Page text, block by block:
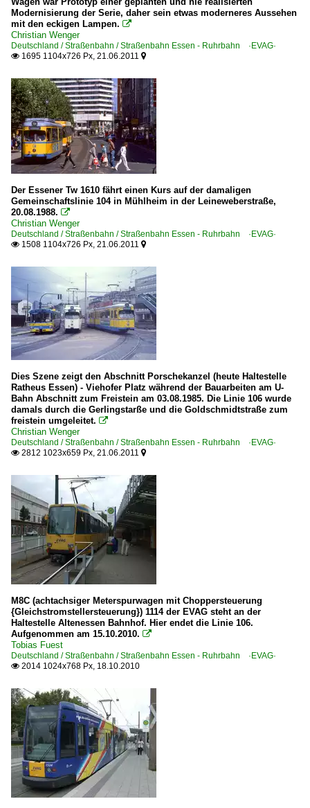
Modernisierung der Serie, daher sein etwas moderneres Aussehen
mit den eckigen Lampen. 
Christian Wenger
Deutschland / Straßenbahn / Straßenbahn Essen - Ruhrbahn ·EVAG·
 1695 1104x726 Px, 21.06.2011 
Der Essener Tw 1610 fährt einen Kurs auf der damaligen
Gemeinschaftslinie 104 in Mühlheim in der Leineweberstraße,
20.08.1988. 
Christian Wenger
Deutschland / Straßenbahn / Straßenbahn Essen - Ruhrbahn ·EVAG·
 1508 1104x726 Px, 21.06.2011 
Dies Szene zeigt den Abschnitt Porschekanzel (heute Haltestelle
Ratheus Essen) - Viehofer Platz während der Bauarbeiten am U-
Bahn Abschnitt zum Freistein am 03.08.1985. Die Linie 106 wurde
damals durch die Gerlingstarße und die Goldschmidtstraße zum
freistein umgeleitet. 
Christian Wenger
Deutschland / Straßenbahn / Straßenbahn Essen - Ruhrbahn ·EVAG·
 2812 1023x659 Px, 21.06.2011 
M8C (achtachsiger Meterspurwagen mit Choppersteuerung
{Gleichstromstellersteuerung}) 1114 der EVAG steht an der
Haltestelle Altenessen Bahnhof. Hier endet die Linie 106.
Aufgenommen am 15.10.2010. 
Tobias Fuest
Deutschland / Straßenbahn / Straßenbahn Essen - Ruhrbahn ·EVAG·
 2014 1024x768 Px, 18.10.2010